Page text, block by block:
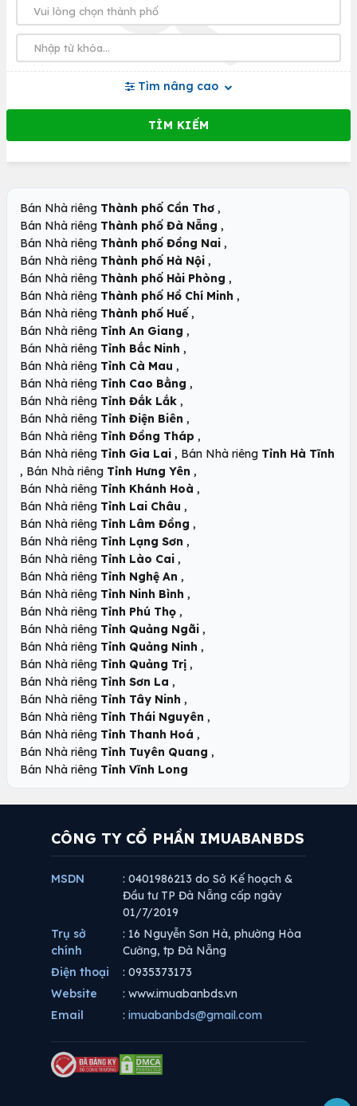
Tìm nâng cao
Bán Nhà riêng Thành phố Cần Thơ ,
Bán Nhà riêng Thành phố Đà Nẵng ,
Bán Nhà riêng Thành phố Đồng Nai ,
Bán Nhà riêng Thành phố Hà Nội ,
Bán Nhà riêng Thành phố Hải Phòng ,
Bán Nhà riêng Thành phố Hồ Chí Minh ,
Bán Nhà riêng Thành phố Huế ,
Bán Nhà riêng Tỉnh An Giang ,
Bán Nhà riêng Tỉnh Bắc Ninh ,
Bán Nhà riêng Tỉnh Cà Mau ,
Bán Nhà riêng Tỉnh Cao Bằng ,
Bán Nhà riêng Tỉnh Đắk Lắk ,
Bán Nhà riêng Tỉnh Điện Biên ,
Bán Nhà riêng Tỉnh Đồng Tháp ,
Bán Nhà riêng Tỉnh Gia Lai , Bán Nhà riêng Tỉnh Hà Tĩnh
, Bán Nhà riêng Tỉnh Hưng Yên ,
Bán Nhà riêng Tỉnh Khánh Hoà ,
Bán Nhà riêng Tỉnh Lai Châu ,
Bán Nhà riêng Tỉnh Lâm Đồng ,
Bán Nhà riêng Tỉnh Lạng Sơn ,
Bán Nhà riêng Tỉnh Lào Cai ,
Bán Nhà riêng Tỉnh Nghệ An ,
Bán Nhà riêng Tỉnh Ninh Bình ,
Bán Nhà riêng Tỉnh Phú Thọ ,
Bán Nhà riêng Tỉnh Quảng Ngãi ,
Bán Nhà riêng Tỉnh Quảng Ninh ,
Bán Nhà riêng Tỉnh Quảng Trị ,
Bán Nhà riêng Tỉnh Sơn La ,
Bán Nhà riêng Tỉnh Tây Ninh ,
Bán Nhà riêng Tỉnh Thái Nguyên ,
Bán Nhà riêng Tỉnh Thanh Hoá ,
Bán Nhà riêng Tỉnh Tuyên Quang ,
Bán Nhà riêng Tỉnh Vĩnh Long
CÔNG TY CỔ PHẦN IMUABANBDS
MSDN
: 0401986213 do Sở Kế hoạch &
Đầu tư TP Đà Nẵng cấp ngày
01/7/2019
Trụ sở
chính
: 16 Nguyễn Sơn Hà, phường Hòa
Cường, tp Đà Nẵng
Điện thoại
: 0935373173
Website
: www.imuabanbds.vn
Email
: imuabanbds@gmail.com